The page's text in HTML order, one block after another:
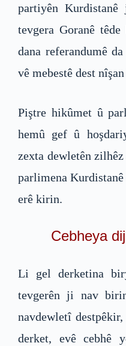
partiyên
tevgera Goranê
dana referandumê
vê mebestê dest
Piştre hikûmet û
hemû gef û
zexta dewletên
parlimena
erê kirin.
Cebheya
Li gel derketina
tevgerên ji nav
navdewletî
derket, evê cebhê